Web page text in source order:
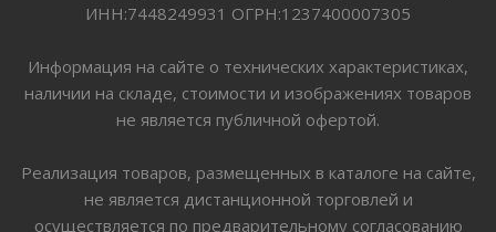
ИНН:7448249931 ОГРН:1237400007305
Информация на сайте о технических характеристиках,
наличии на складе, стоимости и изображениях товаров
не является публичной офертой.
Реализация товаров, размещенных в каталоге на сайте,
не является дистанционной торговлей и
осуществляется по предварительному согласованию